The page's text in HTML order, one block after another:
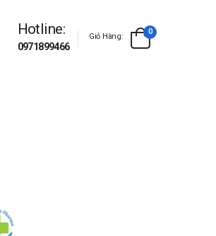
Hotline:
0971899466
Giỏ Hàng:
0